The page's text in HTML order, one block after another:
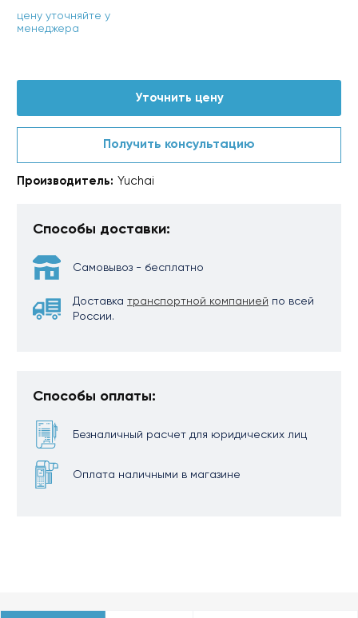
цену уточняйте у
менеджера
Уточнить цену
Получить консультацию
Производитель: Yuchai
Способы доставки:
Самовывоз - бесплатно
Доставка транспортной компанией по всей
России.
Способы оплаты:
Безналичный расчет для юридических лиц
Оплата наличными в магазине